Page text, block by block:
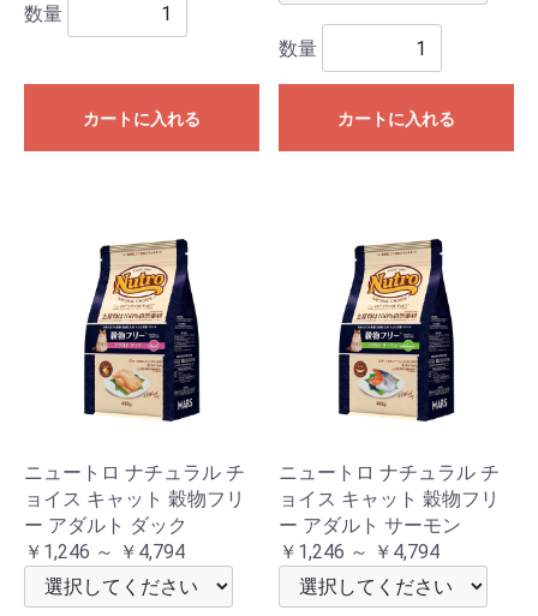
数量
カートに入れる
数量
カートに入れる
ニュートロ ナチュラル チ
ョイス キャット 穀物フリ
ー アダルト ダック
￥1,246 ～ ￥4,794
ニュートロ ナチュラル チ
ョイス キャット 穀物フリ
ー アダルト サーモン
￥1,246 ～ ￥4,794